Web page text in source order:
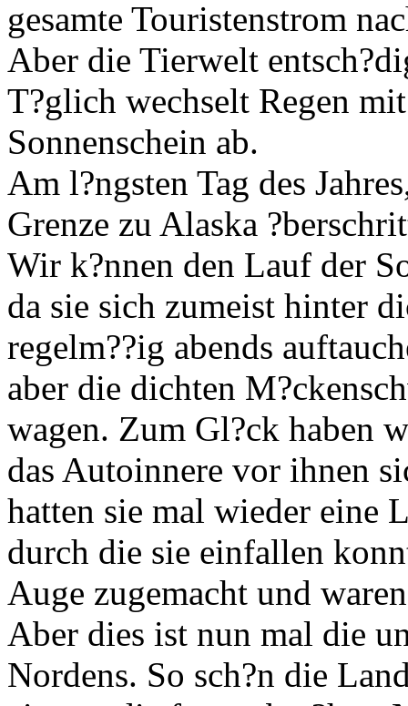
gesamte Touristenstrom
Aber die Tierwelt
T?glich wechselt Regen
Sonnenschein ab.
Am l?ngsten Tag des
Grenze zu Alaska
Wir k?nnen den Lauf der
da sie sich zumeist hinter
regelm??ig abends
aber die dichten
wagen. Zum Gl?ck haben
das Autoinnere vor ihnen
hatten sie mal wieder eine
durch die sie einfallen
Auge zugemacht und
Aber dies ist nun mal die
Nordens. So sch?n die